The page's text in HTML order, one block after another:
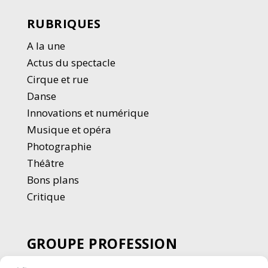
RUBRIQUES
A la une
Actus du spectacle
Cirque et rue
Danse
Innovations et numérique
Musique et opéra
Photographie
Théâtre
Bons plans
Critique
GROUPE PROFESSION
SPECTACLE